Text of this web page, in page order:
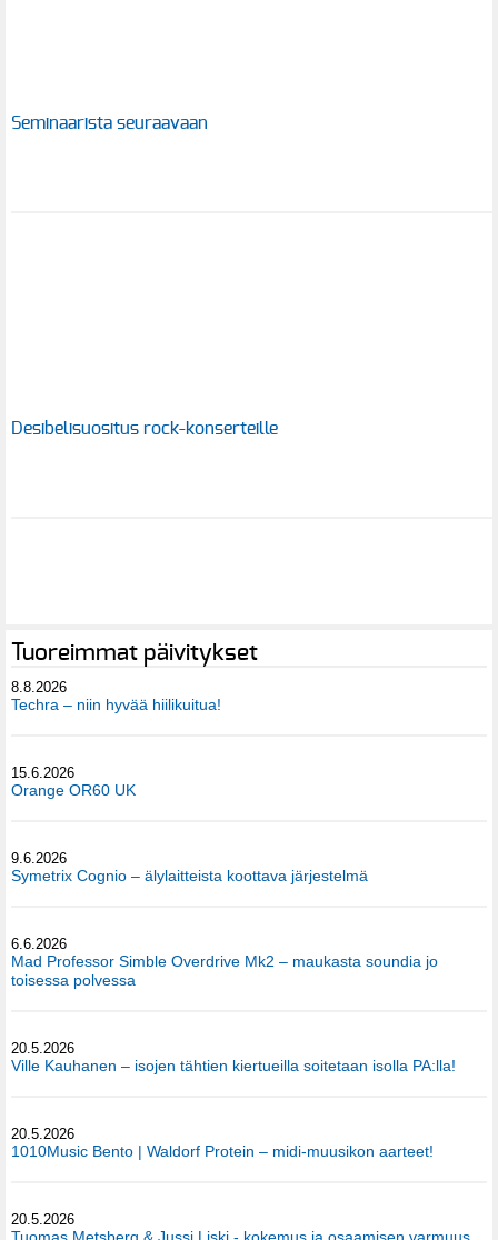
Seminaarista seuraavaan
Desibelisuositus rock-konserteille
Tuoreimmat päivitykset
8.8.2026
Techra – niin hyvää hiilikuitua!
15.6.2026
Orange OR60 UK
9.6.2026
Symetrix Cognio – älylaitteista koottava järjestelmä
6.6.2026
Mad Professor Simble Overdrive Mk2 – maukasta soundia jo
toisessa polvessa
20.5.2026
Ville Kauhanen – isojen tähtien kiertueilla soitetaan isolla PA:lla!
20.5.2026
1010Music Bento | Waldorf Protein – midi-muusikon aarteet!
20.5.2026